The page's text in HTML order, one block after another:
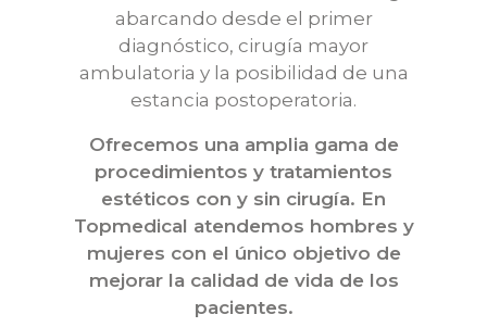
abarcando desde el primer
diagnóstico, cirugía mayor
ambulatoria y la posibilidad de una
estancia postoperatoria.
Ofrecemos una amplia gama de
procedimientos y tratamientos
estéticos con y sin cirugía. En
Topmedical atendemos hombres y
mujeres con el único objetivo de
mejorar la calidad de vida de los
pacientes.